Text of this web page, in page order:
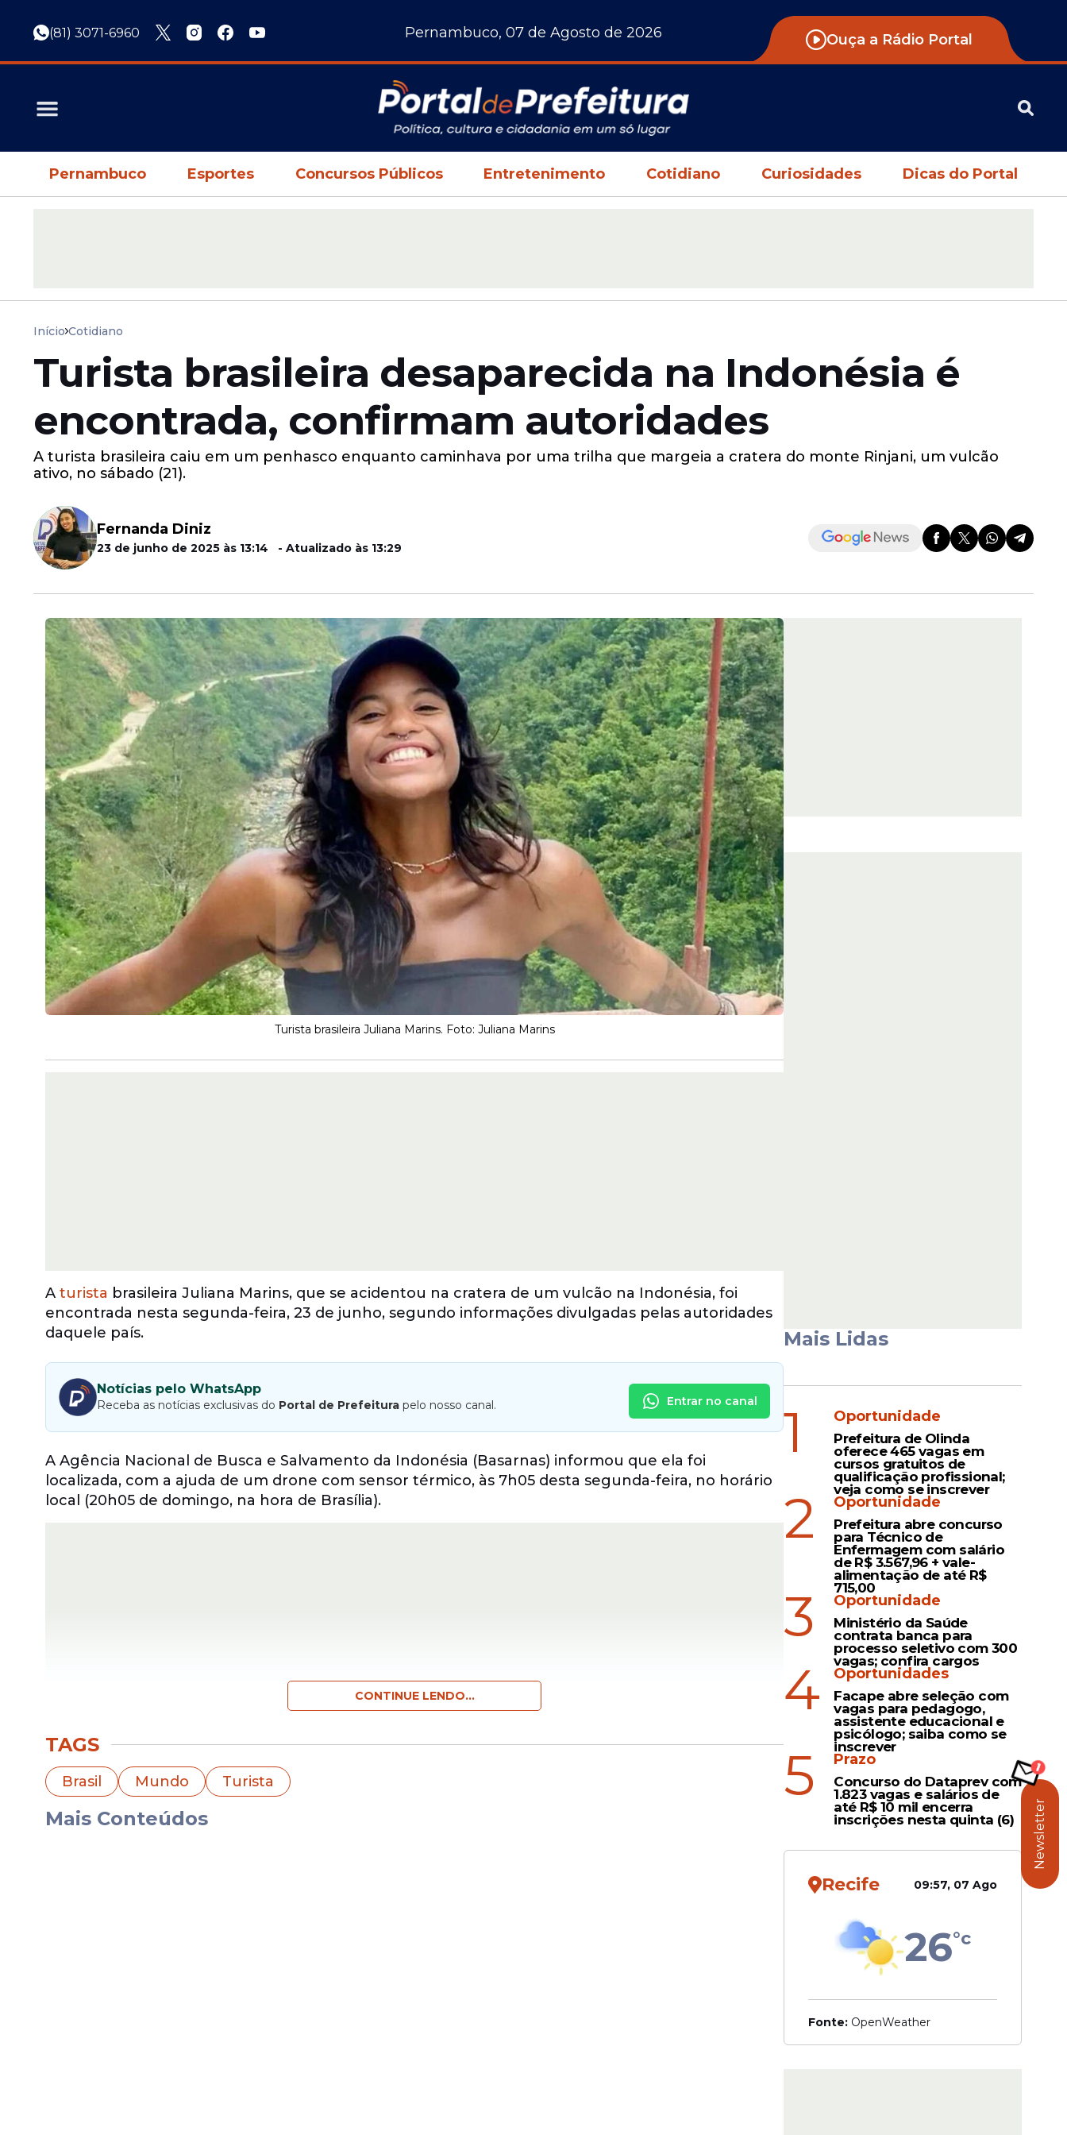
(81) 3071-6960 Pernambuco, 07 de Agosto de 2026 Ouça a Rádio Portal
Pernambuco Esportes Concursos Públicos Entretenimento Cotidiano Curiosidades Dicas do Portal
Início Cotidiano
Turista brasileira desaparecida na Indonésia é
encontrada, confirmam autoridades
A turista brasileira caiu em um penhasco enquanto caminhava por uma trilha que margeia a cratera do monte Rinjani, um vulcão
ativo, no sábado (21).
Fernanda Diniz
23 de junho de 2025 às 13:14 - Atualizado às 13:29
Turista brasileira Juliana Marins. Foto: Juliana Marins
A turista brasileira Juliana Marins, que se acidentou na cratera de um vulcão na Indonésia, foi
encontrada nesta segunda-feira, 23 de junho, segundo informações divulgadas pelas autoridades
daquele país.
Notícias pelo WhatsApp
Receba as notícias exclusivas do Portal de Prefeitura pelo nosso canal. Entrar no canal
A Agência Nacional de Busca e Salvamento da Indonésia (Basarnas) informou que ela foi
localizada, com a ajuda de um drone com sensor térmico, às 7h05 desta segunda-feira, no horário
local (20h05 de domingo, na hora de Brasília).
monte Rinjani, um vulcão ativo, no sábado (21).
De acordo com a Basarnas, ela está a cerca de 500 metros do ponto onde a
Cemara Nunggal.
CONTINUE LENDO...
TAGS
Brasil Mundo Turista
Mais Conteúdos
Mais Lidas
1 Oportunidade
Prefeitura de Olinda
oferece 465 vagas em
cursos gratuitos de
qualificação profissional;
veja como se inscrever
2 Oportunidade
Prefeitura abre concurso
para Técnico de
Enfermagem com salário
de R$ 3.567,96 + vale-
alimentação de até R$
715,00
3 Oportunidade
Ministério da Saúde
contrata banca para
processo seletivo com 300
vagas; confira cargos
4 Oportunidades
Facape abre seleção com
vagas para pedagogo,
assistente educacional e
psicólogo; saiba como se
inscrever
5 Prazo
Concurso do Dataprev com
1.823 vagas e salários de
até R$ 10 mil encerra
inscrições nesta quinta (6)
Recife 09:57, 07 Ago
26°c
Fonte: OpenWeather
Newsletter